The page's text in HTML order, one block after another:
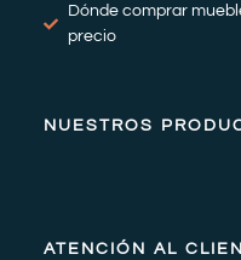
Dónde comprar
precio
NUESTROS
ATENCIÓN AL